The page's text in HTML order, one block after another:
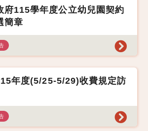
府115學年度公立幼兒園契約
簡章
年度(5/25-5/29)收費規定訪